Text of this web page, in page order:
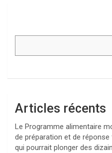
Articles récents
Le Programme alimentaire
de préparation et de réponse
qui pourrait plonger des